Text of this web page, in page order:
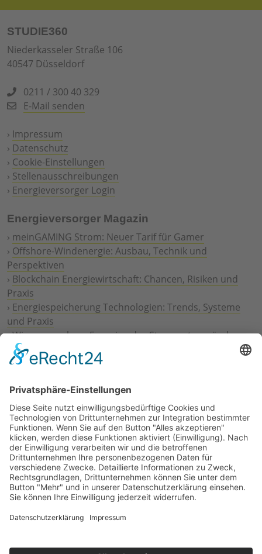
STUDIE360
Niederkasseler Straße 106
40547 Düsseldorf
0211 / 300 40 329
E-Mail senden
› Impressum
› Datenschutz
› Cookie-Einstellungen
› Stellenausschreibungen
› Energieversorger Login
Energieversorger Magazin
› meinGAMING Strom: Neuer Tarif für Gamer
› Offshore-Windenergie: Ausbau, Technik und
Perspektiven
› Blockchain Energiewirtschaft: Chancen, Risiken und
Praxis
› Energiespeicherung Technologien: Trends, Systeme
und Praxis
›Wie erneuerbare Energien das Stromnetz verändern
Digitalisierung Energiewirtschaft: Effizienz, Netze und
Prozesse
Geschäftsmodelle
›Vorstandswechsel Westenergie: Böddeling übernimmt
befristet
›Wasserstoff-Hochlauf: Dialog, Infrastruktur und
konkrete Schritte
›Solaranlage Regenbogenfarben: FC St. Pauli und
LichtBlick installieren erste weltweite Anlage
Jetzt an der STUDIE360 teilnehmen
Wir möchten Transparenz mit einheitlichen Kriterien
kostenlose Teilnahme wichtig. Die Ergebnisse werden